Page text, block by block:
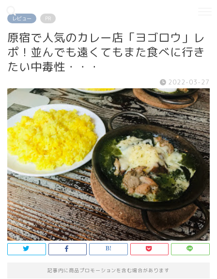
レビュー PR
原宿で人気のカレー店「ヨゴロウ」レ
ポ！並んでも遠くてもまた食べに行き
たい中毒性・・・
2022-03-27
記事内に商品プロモーションを含む場合があります